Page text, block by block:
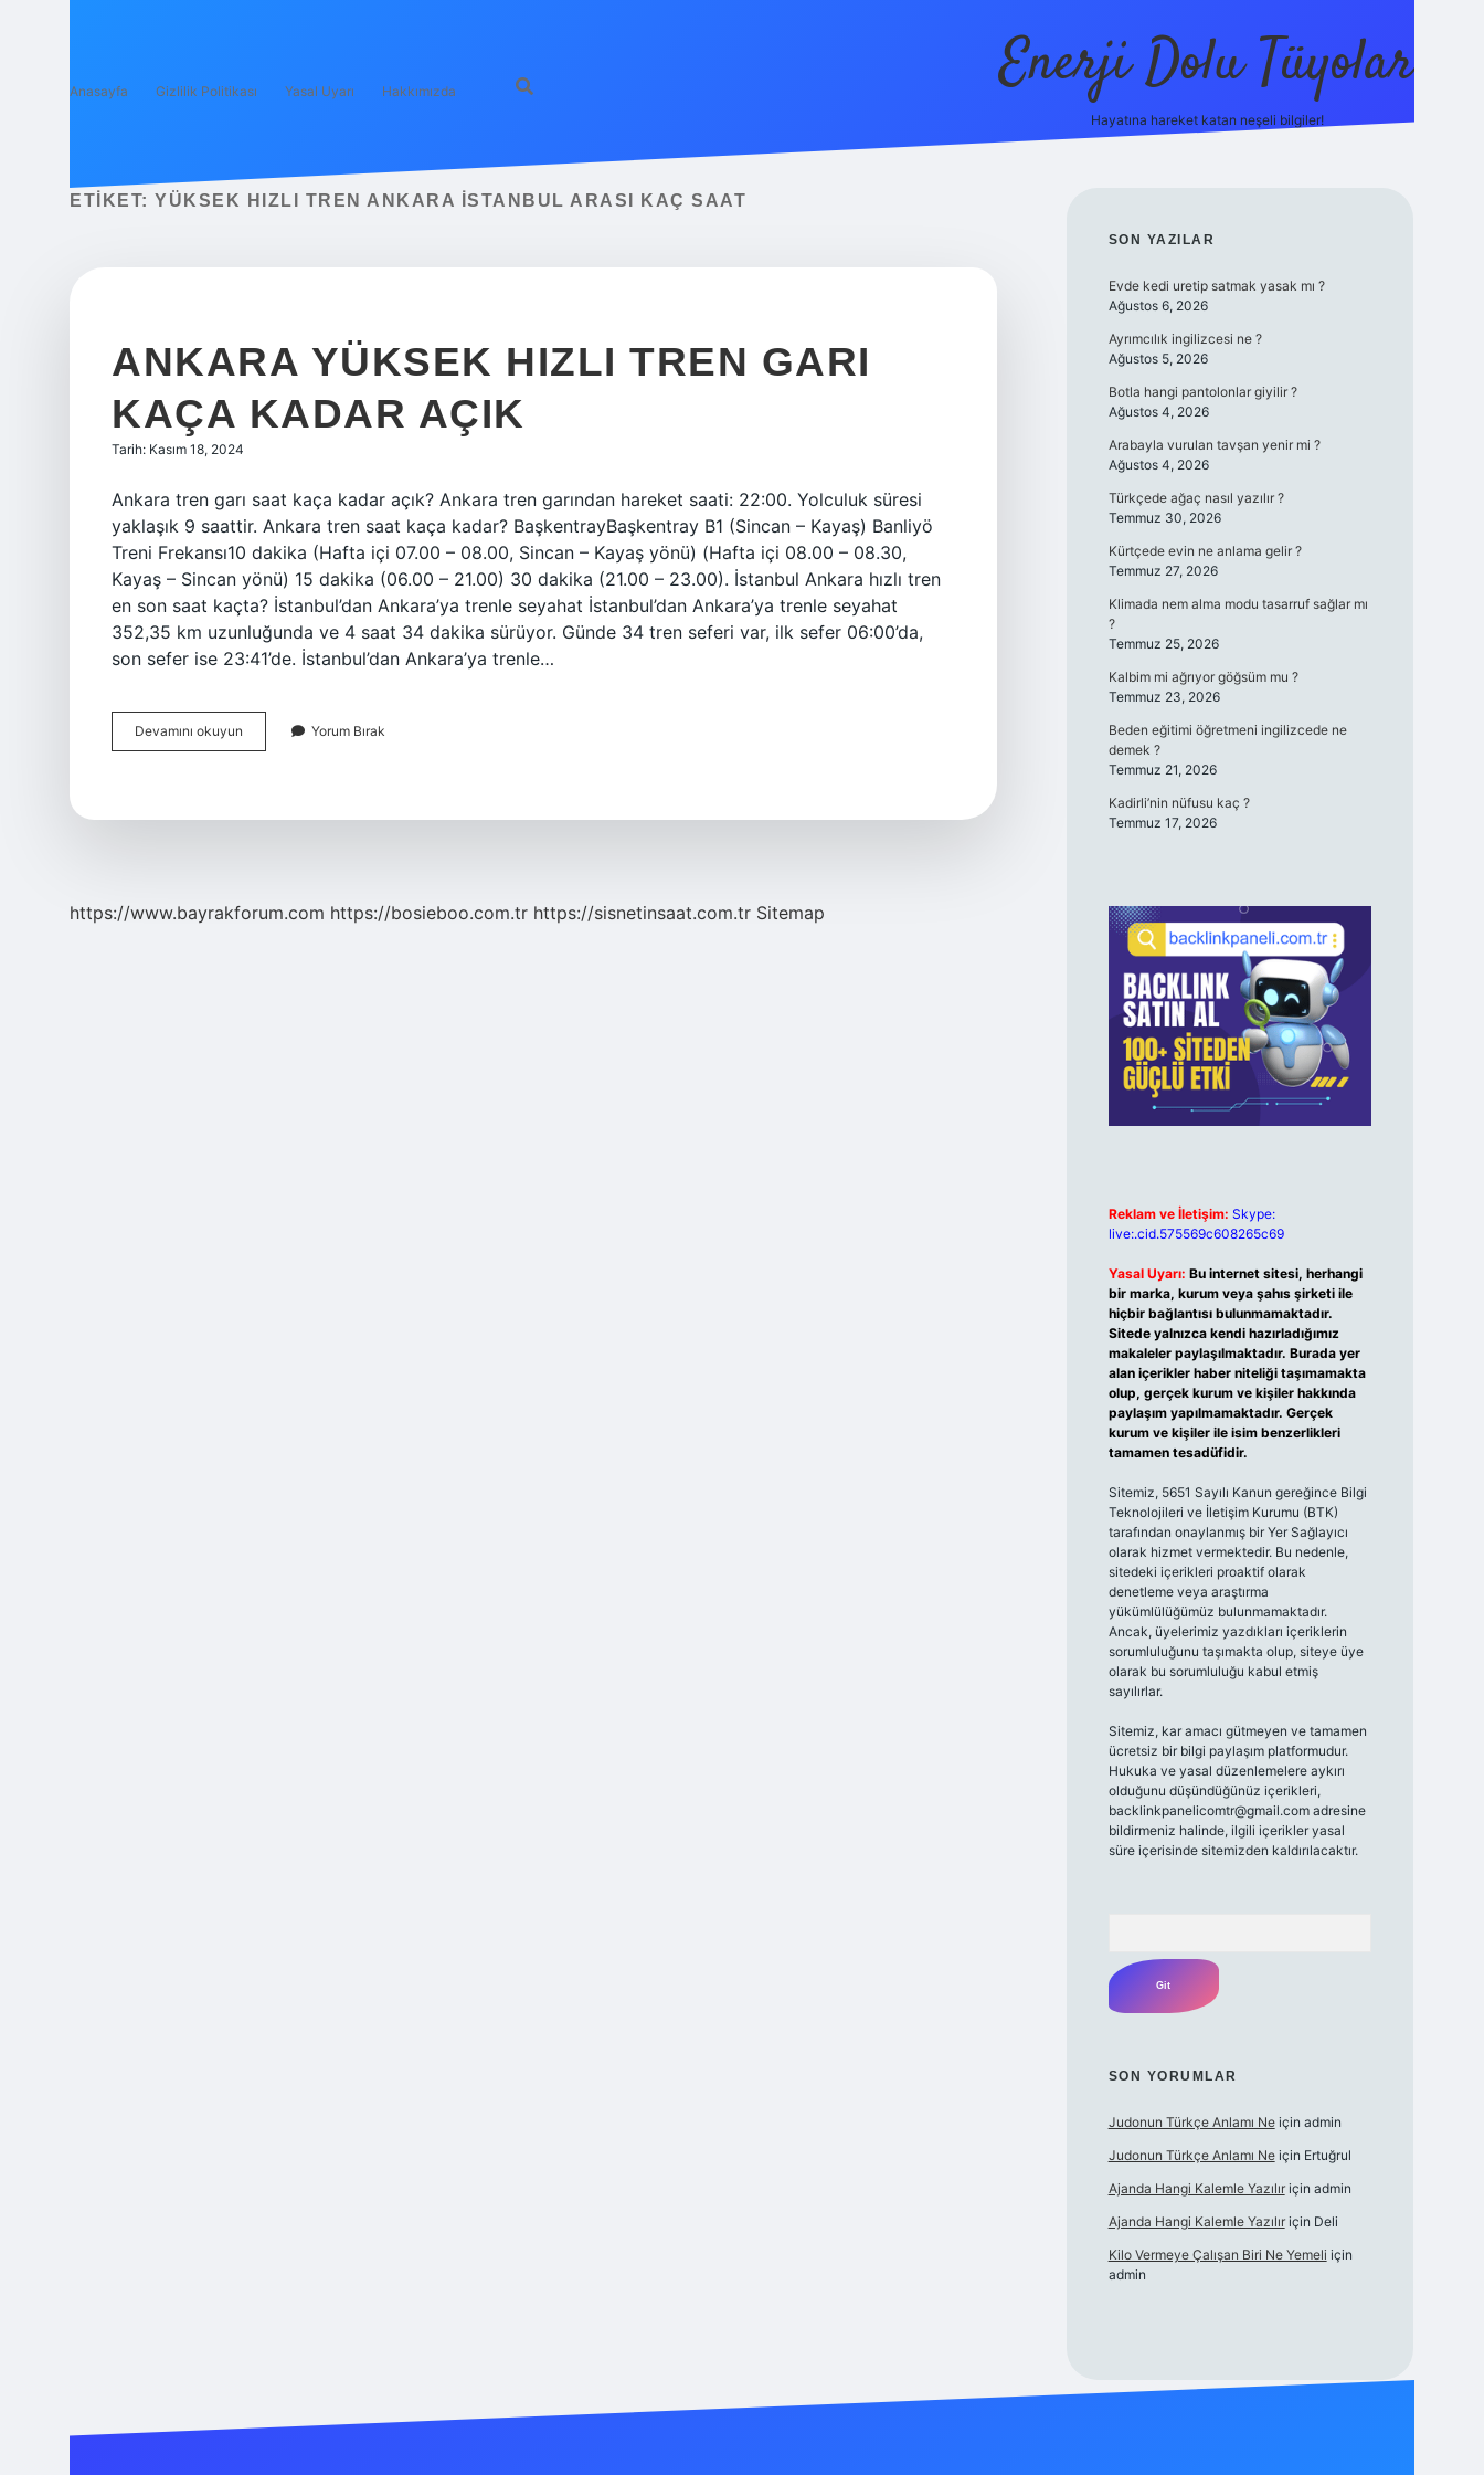
Anasayfa Gizlilik Politikası Yasal Uyarı Hakkımızda Enerji Dolu Tüyolar
Hayatına hareket katan neşeli bilgiler!
ETIKET: YÜKSEK HIZLI TREN ANKARA İSTANBUL ARASI KAÇ SAAT
ANKARA YÜKSEK HIZLI TREN GARI
KAÇA KADAR AÇIK
Tarih: Kasım 18, 2024
Ankara tren garı saat kaça kadar açık? Ankara tren garından hareket saati: 22:00. Yolculuk süresi
yaklaşık 9 saattir. Ankara tren saat kaça kadar? BaşkentrayBaşkentray B1 (Sincan – Kayaş) Banliyö
Treni Frekansı10 dakika (Hafta içi 07.00 – 08.00, Sincan – Kayaş yönü) (Hafta içi 08.00 – 08.30,
Kayaş – Sincan yönü) 15 dakika (06.00 – 21.00) 30 dakika (21.00 – 23.00). İstanbul Ankara hızlı tren
en son saat kaçta? İstanbul’dan Ankara’ya trenle seyahat İstanbul’dan Ankara’ya trenle seyahat
352,35 km uzunluğunda ve 4 saat 34 dakika sürüyor. Günde 34 tren seferi var, ilk sefer 06:00’da,
son sefer ise 23:41’de. İstanbul’dan Ankara’ya trenle…
Devamını okuyun
Yüksek
Yorum Bırak
https://www.bayrakforum.com https://bosieboo.com.tr https://sisnetinsaat.com.tr Sitemap
SIDEBAR
SON YAZILAR
Evde kedi uretip satmak yasak mı ?
Ağustos 6, 2026
Ayrımcılık ingilizcesi ne ?
Ağustos 5, 2026
Botla hangi pantolonlar giyilir ?
Ağustos 4, 2026
Arabayla vurulan tavşan yenir mi ?
Ağustos 4, 2026
Türkçede ağaç nasıl yazılır ?
Temmuz 30, 2026
Kürtçede evin ne anlama gelir ?
Temmuz 27, 2026
Klimada nem alma modu tasarruf sağlar mı
?
Temmuz 25, 2026
Kalbim mi ağrıyor göğsüm mu ?
Temmuz 23, 2026
Beden eğitimi öğretmeni ingilizcede ne
demek ?
Temmuz 21, 2026
Kadirli’nin nüfusu kaç ?
Temmuz 17, 2026
Reklam ve İletişim: Skype:
live:.cid.575569c608265c69
Yasal Uyarı: Bu internet sitesi, herhangi
bir marka, kurum veya şahıs şirketi ile
hiçbir bağlantısı bulunmamaktadır.
Sitede yalnızca kendi hazırladığımız
makaleler paylaşılmaktadır. Burada yer
alan içerikler haber niteliği taşımamakta
olup, gerçek kurum ve kişiler hakkında
paylaşım yapılmamaktadır. Gerçek
kurum ve kişiler ile isim benzerlikleri
tamamen tesadüfidir.
Sitemiz, 5651 Sayılı Kanun gereğince Bilgi
Teknolojileri ve İletişim Kurumu (BTK)
tarafından onaylanmış bir Yer Sağlayıcı
olarak hizmet vermektedir. Bu nedenle,
sitedeki içerikleri proaktif olarak
denetleme veya araştırma
yükümlülüğümüz bulunmamaktadır.
Ancak, üyelerimiz yazdıkları içeriklerin
sorumluluğunu taşımakta olup, siteye üye
olarak bu sorumluluğu kabul etmiş
sayılırlar.
Sitemiz, kar amacı gütmeyen ve tamamen
ücretsiz bir bilgi paylaşım platformudur.
Hukuka ve yasal düzenlemelere aykırı
olduğunu düşündüğünüz içerikleri,
backlinkpanelicomtr@gmail.comadresine
bildirmeniz halinde, ilgili içerikler yasal
süre içerisinde sitemizden kaldırılacaktır.
SON YORUMLAR
Judonun Türkçe Anlamı Neiçin admin
Judonun Türkçe Anlamı Neiçin Ertuğrul
Ajanda Hangi Kalemle Yazılıriçin admin
Ajanda Hangi Kalemle Yazılıriçin Deli
Kilo Vermeye Çalışan Biri Ne Yemeli için
admin